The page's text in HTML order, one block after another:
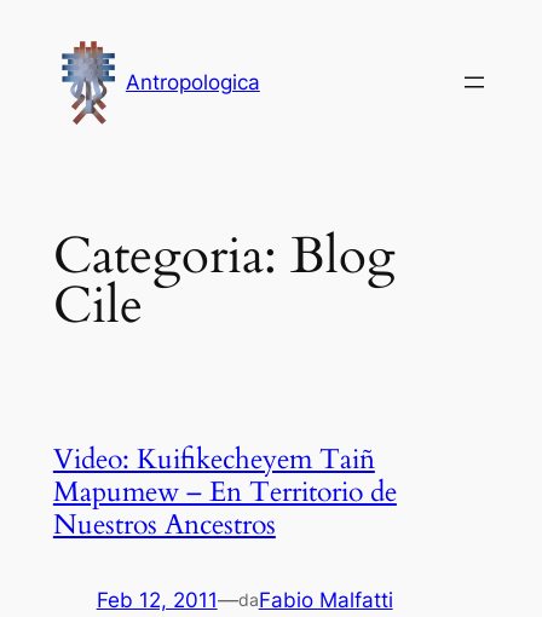
contenuto
Antropologica
Categoria: Blog
Cile
Video: Kuifikecheyem Taiñ
Mapumew – En Territorio de
Nuestros Ancestros
Feb 12, 2011—daFabio Malfatti